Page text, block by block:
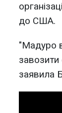
до США.
"Мадуро
завозити
заявила